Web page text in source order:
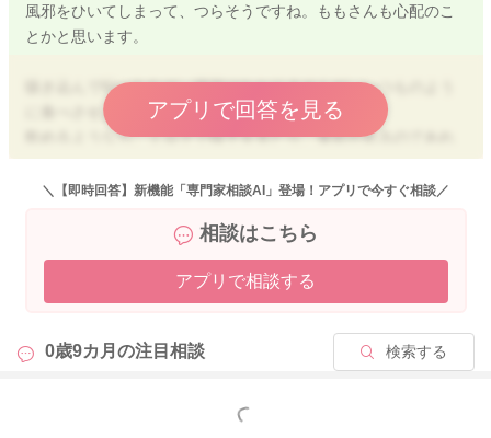
風邪をひいてしまって、つらそうですね。ももさんも心配のこ
とかと思います。
咳き込んで吐いたなど、状況はわかりませんが、いつものよう
に食べさせようとは思わなくて大丈夫ですよ。
飲めるようなら、ミルクで様子を見たり、食欲があるのであれ
ば、一段階戻って柔らかい物などにするといいですね。
アプリで回答を見る
＼【即時回答】新機能「専門家相談AI」登場！アプリで今すぐ相談／
相談はこちら
アプリで相談する
0歳9カ月の注目相談 検索する
もっと見る